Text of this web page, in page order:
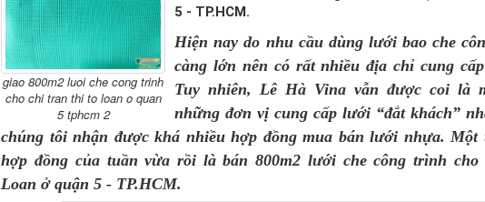
giao 800m2 luoi che cong trinh
cho chi tran thi to loan o quan
5 tphcm 2
5 - TP.HCM.
Hiện nay do nhu cầu dùng lưới bao che
càng lớn nên có rất nhiều địa chỉ cung
Tuy nhiên,Lê Hà Vina vẫn được coi là
những đơn vị cung cấp lưới “đắt khách”
chúng tôi nhận được khá nhiều hợp đồng mua bánlưới nhựa. Một
hợp đồng của tuần vừa rồi là bán 800m2 lưới che công trình cho
Loan ở quận 5 - TP.HCM.